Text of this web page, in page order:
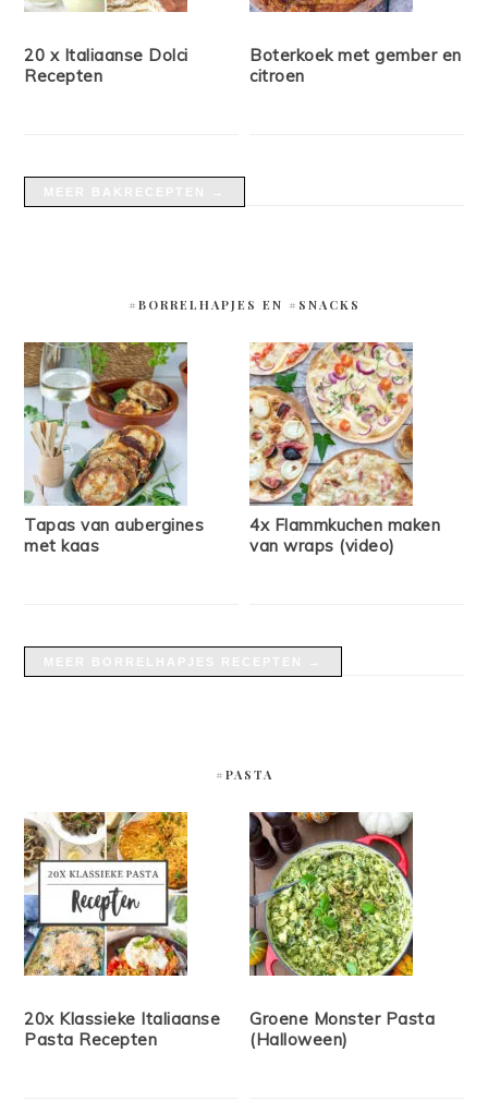
20 x Italiaanse Dolci
Recepten
Boterkoek met gember en
citroen
#BORRELHAPJES EN #SNACKS
Tapas van aubergines
met kaas
4x Flammkuchen maken
van wraps (video)
#PASTA
20x Klassieke Italiaanse
Pasta Recepten
Groene Monster Pasta
(Halloween)